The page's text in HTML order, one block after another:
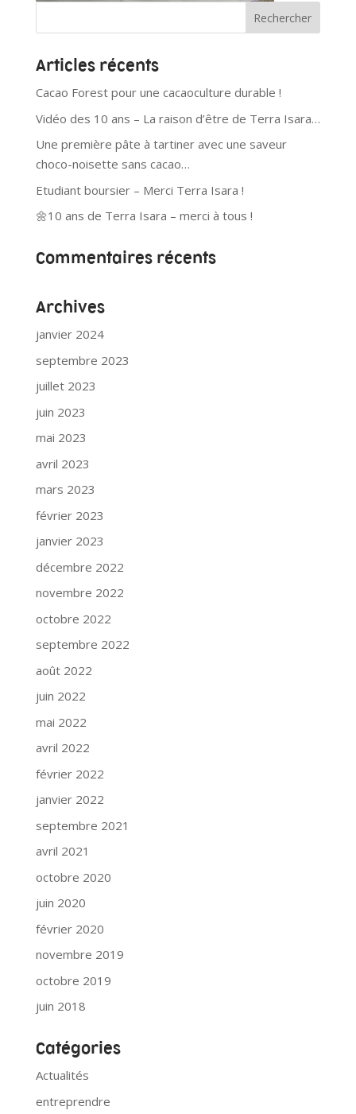
Articles récents
Cacao Forest pour une cacaoculture durable !
Vidéo des 10 ans – La raison d’être de Terra Isara…
Une première pâte à tartiner avec une saveur
choco-noisette sans cacao…
Etudiant boursier – Merci Terra Isara !
🌼10 ans de Terra Isara – merci à tous !
Commentaires récents
Archives
janvier 2024
septembre 2023
juillet 2023
juin 2023
mai 2023
avril 2023
mars 2023
février 2023
janvier 2023
décembre 2022
novembre 2022
octobre 2022
septembre 2022
août 2022
juin 2022
mai 2022
avril 2022
février 2022
janvier 2022
septembre 2021
avril 2021
octobre 2020
juin 2020
février 2020
novembre 2019
octobre 2019
juin 2018
Catégories
Actualités
entreprendre